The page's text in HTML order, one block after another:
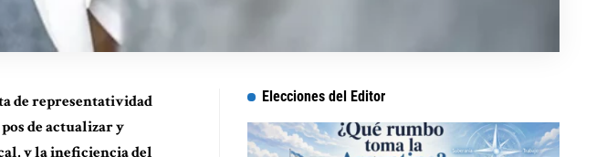
de representatividad
de actualizar y
y la ineficiencia del
Elecciones del Editor